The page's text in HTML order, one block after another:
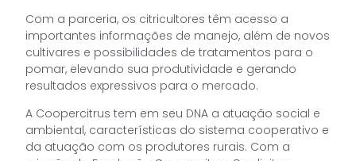
Com a parceria, os citricultores têm acesso a
importantes informações de manejo, além de novos
cultivares e possibilidades de tratamentos para o
pomar, elevando sua produtividade e gerando
resultados expressivos para o mercado.
A Coopercitrus tem em seu DNA a atuação social e
ambiental, características do sistema cooperativo e
da atuação com os produtores rurais. Com a